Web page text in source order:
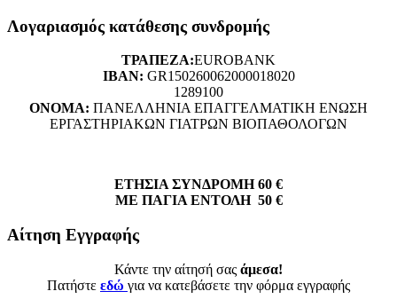
Λογαριασμός κατάθεσης συνδρομής
ΤΡΑΠΕΖΑ:EUROBANK
ΙΒΑΝ: GR150260062000018020
1289100
ΟΝΟΜΑ: ΠΑΝΕΛΛΗΝΙΑ ΕΠΑΓΓΕΛΜΑΤΙΚΗ ΕΝΩΣΗ
ΕΡΓΑΣΤΗΡΙΑΚΩΝ ΓΙΑΤΡΩΝ ΒΙΟΠΑΘΟΛΟΓΩΝ
ΕΤΗΣΙΑ ΣΥΝΔΡΟΜΗ 60 €
ΜΕ ΠΑΓΙΑ ΕΝΤΟΛΗ 50 €
Αίτηση Εγγραφής
Κάντε την αίτησή σας άμεσα!
Πατήστε εδώ για να κατεβάσετε την φόρμα εγγραφής